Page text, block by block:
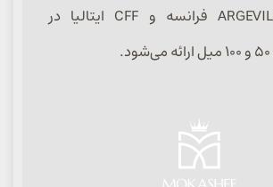
سوئیس، ARGEVILLE فرانسه و CFF ایتالیا در